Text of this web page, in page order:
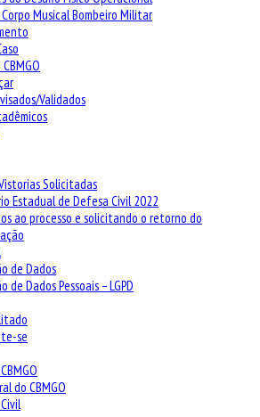
Musical Bombeiro Militar
Validados
Solicitadas
Estadual de Defesa Civil 2022
ao processo e solicitando o retorno do
de Dados
de Dados Pessoais – LGPD
se
do CBMGO